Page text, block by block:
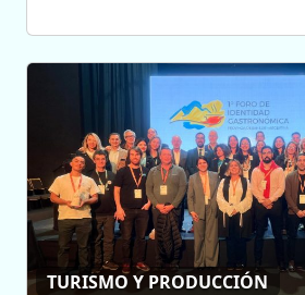
TURISMO Y PRODUCCIÓN